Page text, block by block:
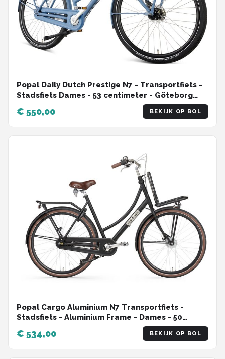
Popal Daily Dutch Prestige N7 - Transportfiets -
Stadsfiets Dames - 53 centimeter - Göteborg
€ 550,00 BEKIJK OP BOL
Popal Cargo Aluminium N7 Transportfiets -
Stadsfiets - Aluminium Frame - Dames - 50
€ 534,00 BEKIJK OP BOL